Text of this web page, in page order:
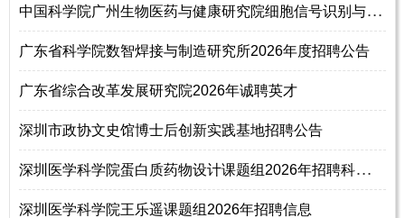
中
国科学院广州生物医药与健康研究院细胞信号识别与药物调控研究组2026年招
广东省科学院数智焊接与制造研究所2026年度招聘公告
广东省综合改革发展研究院2026年诚聘英才
深圳市政协文史馆博士后创新实践基地招聘公告
深
圳医学科学院蛋白质药物设计课题组2026年招聘科研人员
深圳医学科学院王乐遥课题组2026年招聘信息